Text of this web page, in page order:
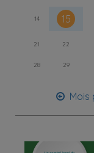
14 15
21 22
28 29
Mois